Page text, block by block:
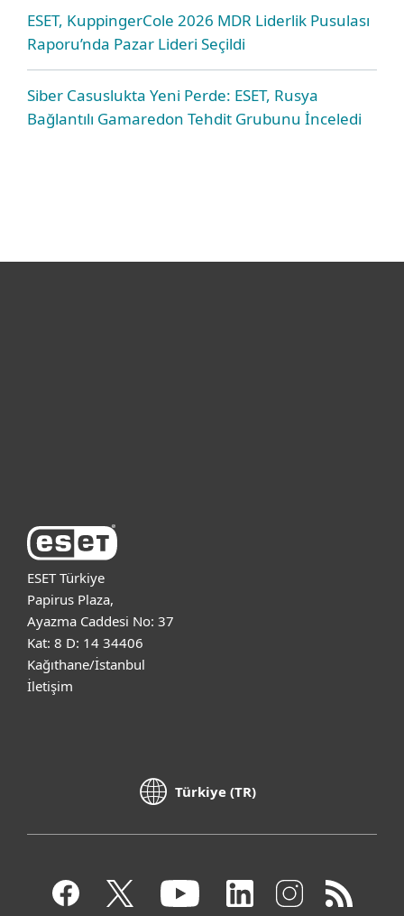
ESET, KuppingerCole 2026 MDR Liderlik Pusulası
Raporu’nda Pazar Lideri Seçildi
Siber Casuslukta Yeni Perde: ESET, Rusya
Bağlantılı Gamaredon Tehdit Grubunu İnceledi
ESET Türkiye
Papirus Plaza,
Ayazma Caddesi No: 37
Kat: 8 D: 14 34406
Kağıthane/İstanbul
İletişim
Türkiye (TR)